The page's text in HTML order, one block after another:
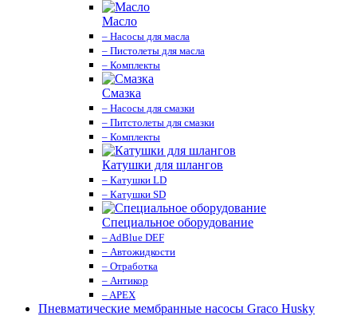
Масло
– Насосы для масла
– Пистолеты для масла
– Комплекты
Смазка
– Насосы для смазки
– Питстолеты для смазки
– Комплекты
Катушки для шлангов
– Катушки LD
– Катушки SD
Специальное оборудование
– AdBlue DEF
– Автожидкости
– Отработка
– Антикор
– APEX
Пневматические мембранные насосы Graco Husky